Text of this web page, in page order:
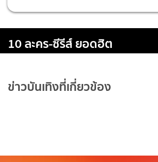
10 ละคร-ซีรีส์ ยอดฮิต
ข่าวบันเทิงที่เกี่ยวข้อง